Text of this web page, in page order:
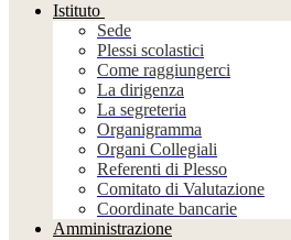
Istituto
Sede
Plessi scolastici
Come raggiungerci
La dirigenza
La segreteria
Organigramma
Organi Collegiali
Referenti di Plesso
Comitato di Valutazione
Coordinate bancarie
Amministrazione